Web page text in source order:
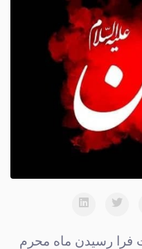
رسیدن ماه محرم